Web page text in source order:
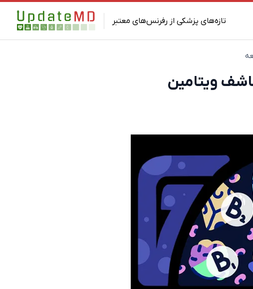
تازه‌های پزشکی از رفرنس‌های معتبر